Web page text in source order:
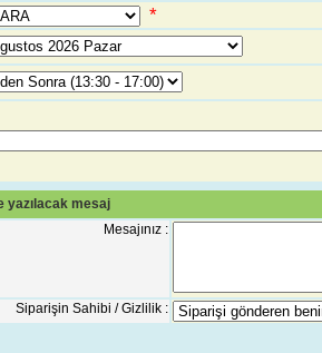
*
yazılacak mesaj
Mesajınız :
Siparişin Sahibi / Gizlilik :